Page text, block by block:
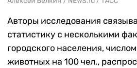
Авторы исследования
статистику с несколькими
городского населения,
животных на 100 чел.,